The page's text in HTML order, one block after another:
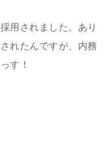
用されました。あり
れたんですが、内務
す！